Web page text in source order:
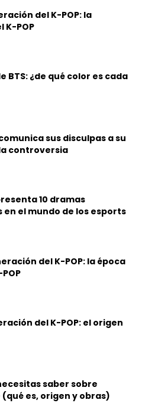
del K-POP: la
K-POP
BTS: ¿de qué color es cada
sus disculpas a su
controversia
10 dramas
el mundo de los esports
del K-POP: la época
del K-POP: el origen
saber sobre
es, origen y obras)